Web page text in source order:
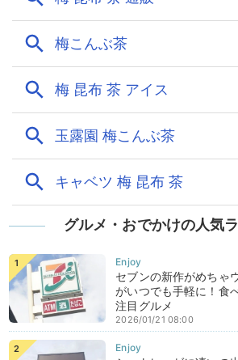
グルメ・おでかけの人気
セブンの新作がめちゃ
がいつでも手軽に！食
注目グルメ
2026/01/21 08:00